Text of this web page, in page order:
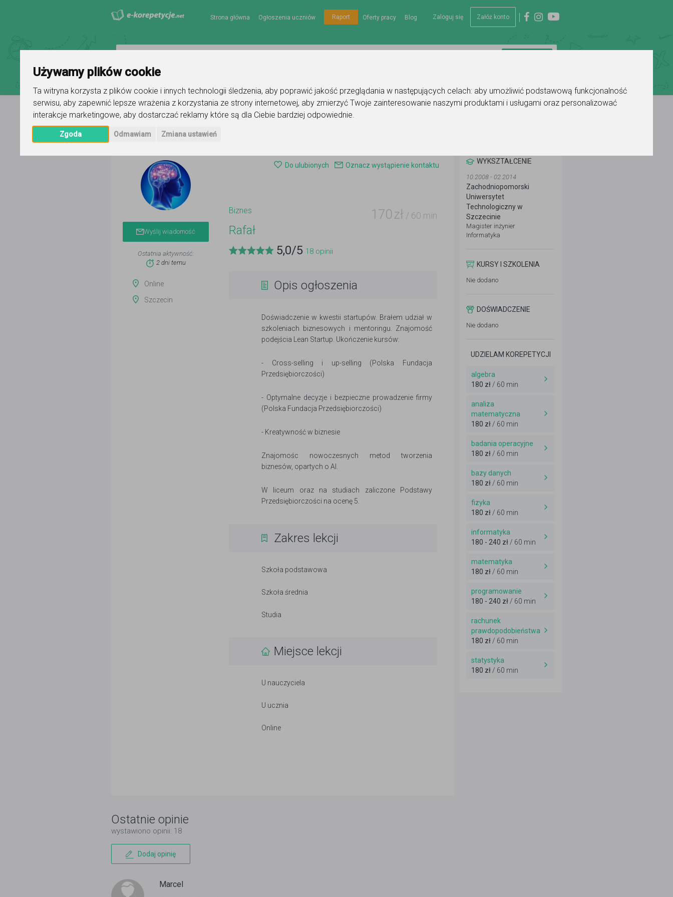
Używamy plików cookie
Ta witryna korzysta z plików cookie i innych technologii śledzenia, aby poprawić jakość przeglądania w następujących celach: aby umożliwić podstawową funkcjonalność
serwisu, aby zapewnić lepsze wrażenia z korzystania ze strony internetowej, aby zmierzyć Twoje zainteresowanie naszymi produktami i usługami oraz personalizować
interakcje marketingowe, aby dostarczać reklamy które są dla Ciebie bardziej odpowiednie.
Zgoda Odmawiam Zmiana ustawień
Zaloguj się Załóż konto
Strona główna Ogłoszenia uczniów Raport Oferty pracy Blog
Do ulubionych Oznacz wystąpienie kontaktu
Wyślij wiadomość
Ostatnia aktywność:
2 dni temu
Online
Szczecin
Biznes 170 zł / 60 min
Rafał
5,0/5 18 opinii
Opis ogłoszenia
Doświadczenie w kwestii startupów. Brałem udział w
szkoleniach biznesowych i mentoringu. Znajomość
podejścia Lean Startup. Ukończenie kursów:
- Cross-selling i up-selling (Polska Fundacja
Przedsiębiorczości)
- Optymalne decyzje i bezpieczne prowadzenie firmy
(Polska Fundacja Przedsiębiorczości)
- Kreatywność w biznesie
Znajomośc nowoczesnych metod tworzenia
biznesów, opartych o AI.
W liceum oraz na studiach zaliczone Podstawy
Przedsiębiorczości na ocenę 5.
Zakres lekcji
Szkoła podstawowa
Szkoła średnia
Studia
Miejsce lekcji
U nauczyciela
U ucznia
Online
WYKSZTAŁCENIE
10.2008 - 02.2014
Zachodniopomorski
Uniwersytet
Technologiczny w
Szczecinie
Magister inżynier
Informatyka
KURSY I SZKOLENIA
Nie dodano
DOŚWIADCZENIE
Nie dodano
UDZIELAM KOREPETYCJI
algebra
180 zł / 60 min
analiza
matematyczna
180 zł / 60 min
badania operacyjne
180 zł / 60 min
bazy danych
180 zł / 60 min
fizyka
180 zł / 60 min
informatyka
180 - 240 zł / 60 min
matematyka
180 zł / 60 min
programowanie
180 - 240 zł / 60 min
rachunek
prawdopodobieństwa
180 zł / 60 min
statystyka
180 zł / 60 min
Ostatnie opinie
wystawiono opinii: 18
Dodaj opinię
Marcel